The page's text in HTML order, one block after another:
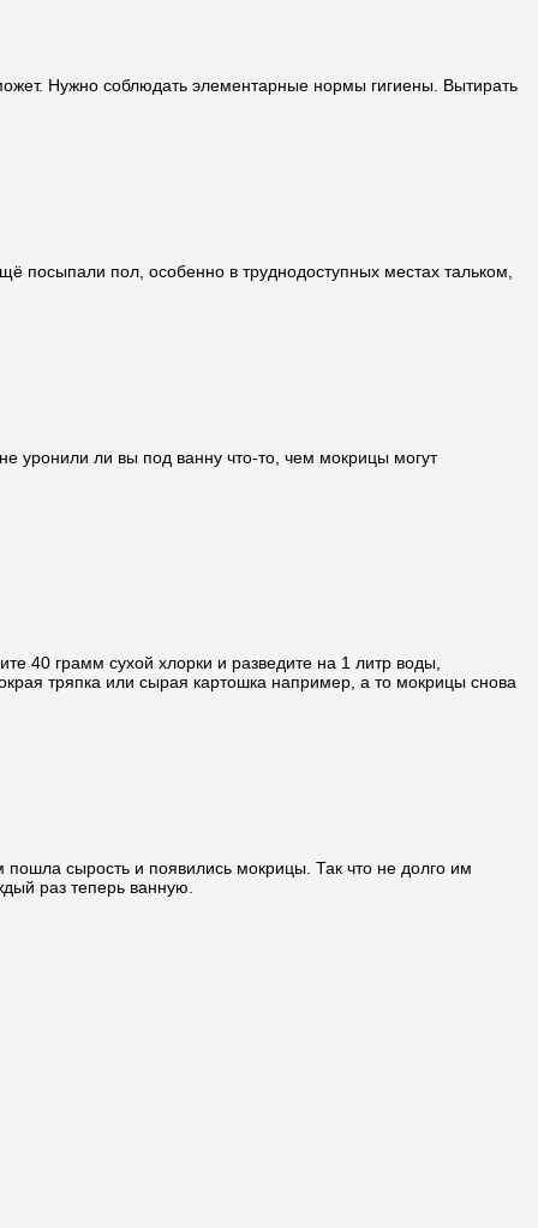
Нужно соблюдать элементарные нормы гигиены. Вытирать
посыпали пол, особенно в труднодоступных местах тальком,
уронили ли вы под ванну что-то, чем мокрицы могут
40 грамм сухой хлорки и разведите на 1 литр воды,
тряпка или сырая картошка например, а то мокрицы снова
сырость и появились мокрицы. Так что не долго им
раз теперь ванную.